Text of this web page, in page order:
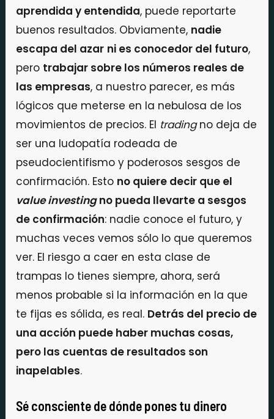
aprendida y entendida, puede reportarte
buenos resultados. Obviamente, nadie
escapa del azar ni es conocedor del futuro,
pero trabajar sobre los números reales de
las empresas, a nuestro parecer, es más
lógicos que meterse en la nebulosa de los
movimientos de precios. El tradingno deja de
ser una ludopatía rodeada de
pseudocientifismo y poderosos sesgos de
confirmación. Esto no quiere decir que el
value investingno pueda llevarte a sesgos
de confirmación: nadie conoce el futuro, y
muchas veces vemos sólo lo que queremos
ver. El riesgo a caer en esta clase de
trampas lo tienes siempre, ahora, será
menos probable si la información en la que
te fijas es sólida, es real. Detrás del precio de
una acción puede haber muchas cosas,
pero las cuentas de resultados son
inapelables.
Sé consciente de dónde pones tu dinero